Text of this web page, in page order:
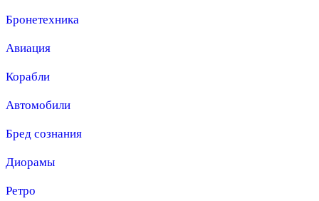
Бронетехника
Авиация
Корабли
Автомобили
Бред сознания
Диорамы
Ретро